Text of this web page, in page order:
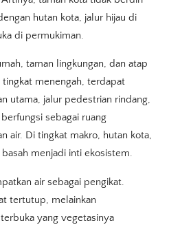
hutan kota, jalur hijau di
di permukiman.
taman lingkungan, dan atap
menengah, terdapat
utama, jalur pedestrian rindang,
sebagai ruang
air. Di tingkat makro, hutan kota,
menjadi inti ekosistem.
air sebagai pengikat.
tertutup, melainkan
yang vegetasinya